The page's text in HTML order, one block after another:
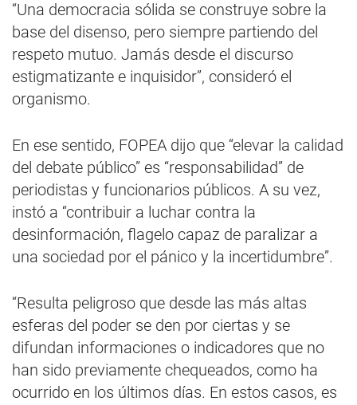
“Una democracia sólida se construye sobre la
base del disenso, pero siempre partiendo del
respeto mutuo. Jamás desde el discurso
estigmatizante e inquisidor”, consideró el
organismo.
En ese sentido, FOPEA dijo que “elevar la calidad
del debate público” es “responsabilidad” de
periodistas y funcionarios públicos. A su vez,
instó a “contribuir a luchar contra la
desinformación, flagelo capaz de paralizar a
una sociedad por el pánico y la incertidumbre”.
“Resulta peligroso que desde las más altas
esferas del poder se den por ciertas y se
difundan informaciones o indicadores que no
han sido previamente chequeados, como ha
ocurrido en los últimos días. En estos casos, es